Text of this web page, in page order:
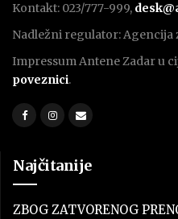
Kontakt: 023/777-999,
Nadležni regulator: Agencija
Impressum Antene Zadar u
poveznici.
Najčitanije
ZBOG ZATVORENOG